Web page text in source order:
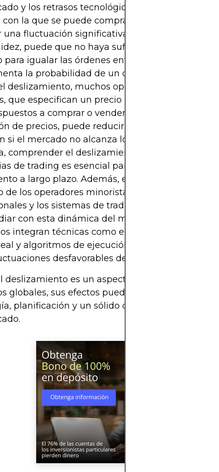
y los retrasos tecnológicos. La liquidez
la que se puede comprar o vender un activo
una fluctuación significativa en su precio. En
puede que no haya suficientes
para igualar las órdenes entrantes a un precio
la probabilidad de un deslizamiento
deslizamiento, muchos operadores utilizan
que especifican un precio máximo o mínimo al
a comprar o vender. Si bien esto
de precios, puede reducir las posibilidades de
si el mercado no alcanza los niveles
comprender el deslizamiento y tenerlo en
de trading es esencial para la gestión de
a largo plazo. Además, el deslizamiento no
de los operadores minoristas; Los inversores
y los sistemas de trading algorítmico
con esta dinámica del mercado. Los sistemas
integran técnicas como el análisis de liquidez
y algoritmos de ejecución para minimizar el
desfavorables de los precios.
deslizamiento es un aspecto fundamental de
globales, sus efectos pueden gestionarse
planificación y un sólido conocimiento de la